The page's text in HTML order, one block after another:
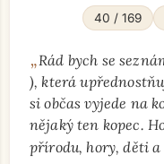
40 / 169
„Rád bych se
), která
si občas vyjede na
nějaký ten kopec.
přírodu, hory, děti a